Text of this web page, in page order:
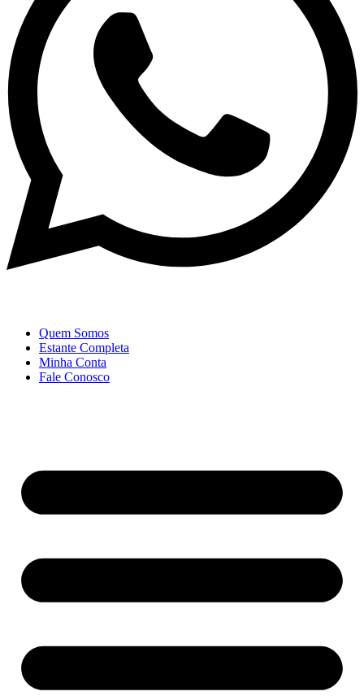
Quem Somos
Estante Completa
Minha Conta
Fale Conosco